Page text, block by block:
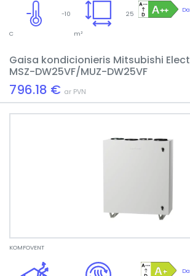
25
m²
-10
C
Gaisa kondicionieris Mitsubishi
MSZ-DW25VF/MUZ-DW25VF
796.18 € ar PVN
KOMFOVENT